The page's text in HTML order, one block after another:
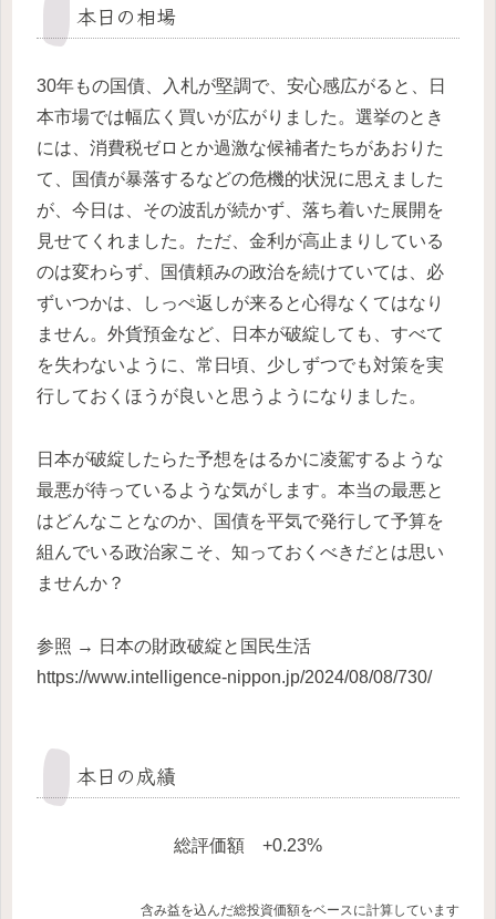
本日の相場
30年もの国債、入札が堅調で、安心感広がると、日
本市場では幅広く買いが広がりました。選挙のとき
には、消費税ゼロとか過激な候補者たちがあおりた
て、国債が暴落するなどの危機的状況に思えました
が、今日は、その波乱が続かず、落ち着いた展開を
見せてくれました。ただ、金利が高止まりしている
のは変わらず、国債頼みの政治を続けていては、必
ずいつかは、しっぺ返しが来ると心得なくてはなり
ません。外貨預金など、日本が破綻しても、すべて
を失わないように、常日頃、少しずつでも対策を実
行しておくほうが良いと思うようになりました。
日本が破綻したらた予想をはるかに凌駕するような
最悪が待っているような気がします。本当の最悪と
はどんなことなのか、国債を平気で発行して予算を
組んでいる政治家こそ、知っておくべきだとは思い
ませんか？
参照 → 日本の財政破綻と国民生活
https://www.intelligence-nippon.jp/2024/08/08/730/
本日の成績
総評価額 +0.23%
含み益を込んだ総投資価額をベースに計算しています